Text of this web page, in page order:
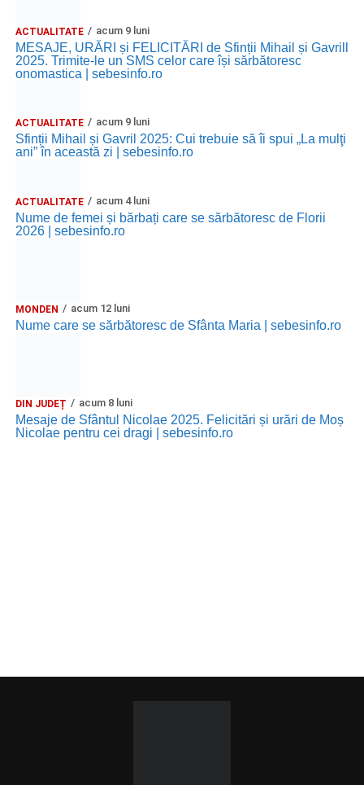
ACTUALITATE acum 9 luni
MESAJE, URĂRI și FELICITĂRI de Sfinții Mihail și Gavrill
2025. Trimite-le un SMS celor care își sărbătoresc
onomastica | sebesinfo.ro
ACTUALITATE acum 9 luni
Sfinții Mihail și Gavril 2025: Cui trebuie să îi spui „La mulţi
ani” în această zi | sebesinfo.ro
ACTUALITATE acum 4 luni
Nume de femei și bărbați care se sărbătoresc de Florii
2026 | sebesinfo.ro
MONDEN acum 12 luni
Nume care se sărbătoresc de Sfânta Maria | sebesinfo.ro
DIN JUDEȚ acum 8 luni
Mesaje de Sfântul Nicolae 2025. Felicitări și urări de Moș
Nicolae pentru cei dragi | sebesinfo.ro